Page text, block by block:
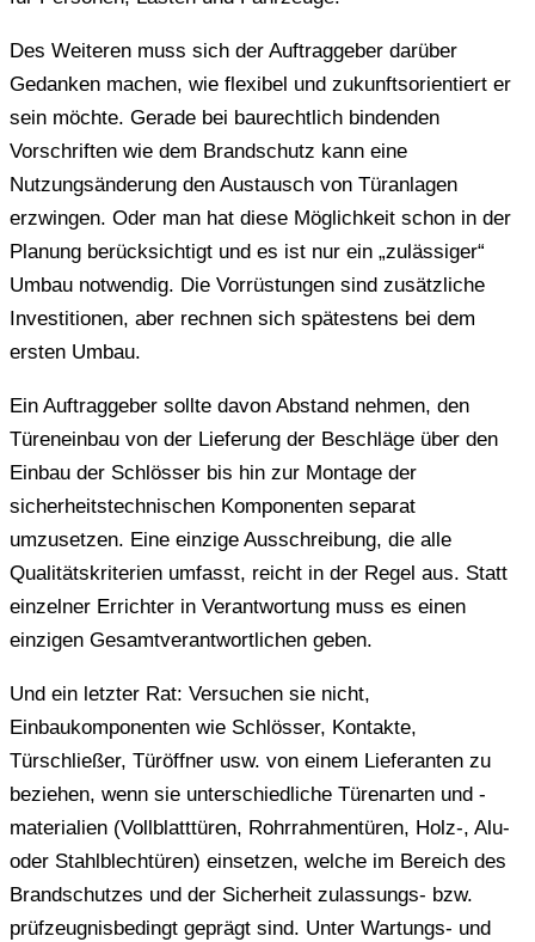
Des Weiteren muss sich der Auftraggeber darüber
Gedanken machen, wie flexibel und zukunftsorientiert er
sein möchte. Gerade bei baurechtlich bindenden
Vorschriften wie dem Brandschutz kann eine
Nutzungsänderung den Austausch von Türanlagen
erzwingen. Oder man hat diese Möglichkeit schon in der
Planung berücksichtigt und es ist nur ein „zulässiger“
Umbau notwendig. Die Vorrüstungen sind zusätzliche
Investitionen, aber rechnen sich spätestens bei dem
ersten Umbau.
Ein Auftraggeber sollte davon Abstand nehmen, den
Türeneinbau von der Lieferung der Beschläge über den
Einbau der Schlösser bis hin zur Montage der
sicherheitstechnischen Komponenten separat
umzusetzen. Eine einzige Ausschreibung, die alle
Qualitätskriterien umfasst, reicht in der Regel aus. Statt
einzelner Errichter in Verantwortung muss es einen
einzigen Gesamtverantwortlichen geben.
Und ein letzter Rat: Versuchen sie nicht,
Einbaukomponenten wie Schlösser, Kontakte,
Türschließer, Türöffner usw. von einem Lieferanten zu
beziehen, wenn sie unterschiedliche Türenarten und -
materialien (Vollblatttüren, Rohrrahmentüren, Holz-, Alu-
oder Stahlblechtüren) einsetzen, welche im Bereich des
Brandschutzes und der Sicherheit zulassungs- bzw.
prüfzeugnisbedingt geprägt sind. Unter Wartungs- und